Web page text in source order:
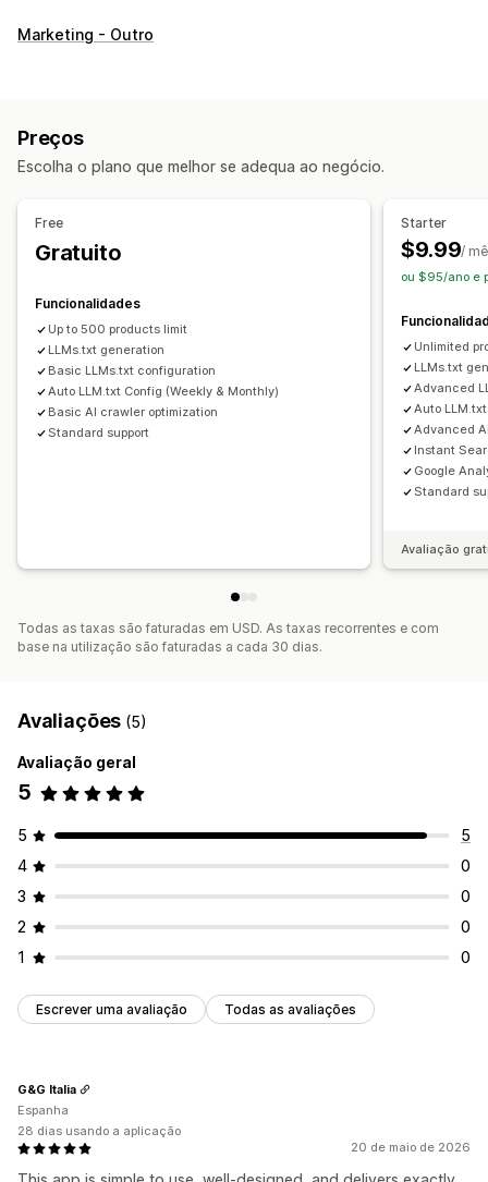
Ferramentas de SEO
Monitorização do desempenho
Pontuação SEO
Rastreio da classificação
Marketing - Outro
Preços
Escolha o plano que melhor se adequa ao negócio.
Free
Gratuito
Funcionalidades
Up to 500 products limit
LLMs.txt generation
Basic LLMs.txt configuration
Auto LLM.txt Config (Weekly & Monthly)
Basic AI crawler optimization
Standard support
Starter
$9.99/
ou $95/ano e
Unlimited
LLMs.txt
Advanced
Auto
Advanced
Instant
Google
Standard
Avaliação
Todas as taxas são faturadas em USD. As taxas recorrentes e com
base na utilização são faturadas a cada 30 dias.
Avaliações (5)
Avaliação geral
5
5
5
4
0
3
0
2
0
1
0
Escrever uma avaliação Todas as avaliações
20 de maio de 2026
G&G Italia
Espanha
28 dias usando a aplicação